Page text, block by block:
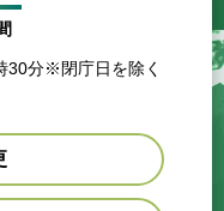
30分※閉庁日を除く